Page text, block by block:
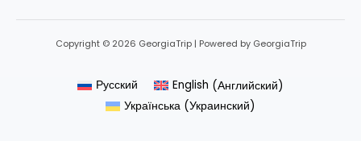
Copyright © 2026 GeorgiaTrip | Powered by GeorgiaTrip
Русский English (Английский)
Українська (Украинский)